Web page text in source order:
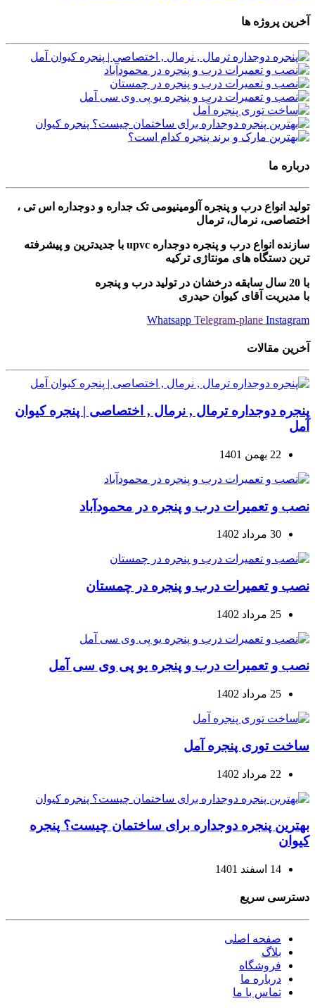
آخرین پروژه ها
درباره ما
تولید انواع درب و پنجره آلومینیومی تک جداره و دوجداره اس تی ،
اختصاصی، نرمال، ترمال
سازنده انواع درب و پنجره دوجداره upvc با جدیدترین و پیشرفته
ترین دستگاه های مونتاژی ترکیه
با 20 سال سابقه درخشان در تولید درب و پنجره
با مدیریت آقای کیوان حیدری
Whatsapp Telegram-plane Instagram
آخرین مقالات
پنجره دوجداره ترمال , نرمال , اختصاصی | پنجره کیوان
آمل
22 بهمن 1401
نصب و تعمیرات درب و پنجره در محمودآباد
30 مرداد 1402
نصب و تعمیرات درب و پنجره در چمستان
25 مرداد 1402
نصب و تعمیرات درب و پنجره یو پی وی سی آمل
25 مرداد 1402
ساخت توری پنجره آمل
22 مرداد 1402
بهترین پنجره دوجداره برای ساختمان چیست؟ پنجره
کیوان
14 اسفند 1401
دسترسی سریع
صفحه اصلی
بلاگ
فروشگاه
درباره ما
تماس با ما